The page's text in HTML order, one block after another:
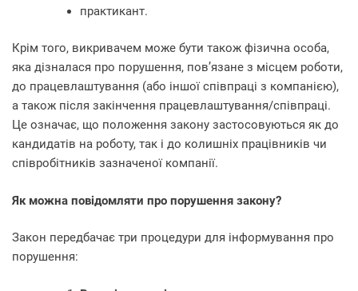
практикант.
Крім того, викривачем може бути також фізична особа,
яка дізналася про порушення, пов’язане з місцем роботи,
до працевлаштування (або іншої співпраці з компанією),
а також після закінчення працевлаштування/співпраці.
Це означає, що положення закону застосовуються як до
кандидатів на роботу, так і до колишніх працівників чи
співробітників зазначеної компанії.
Як можна повідомляти про порушення закону?
Закон передбачає три процедури для інформування про
порушення: